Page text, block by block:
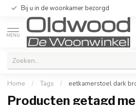
Bij u in de woonkamer bezorgd
MENU
Home / Tags / eetkamerstoel dark
Producten getagd